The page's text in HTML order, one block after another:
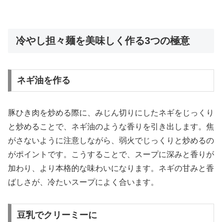
冷やし担々麺を美味しく作る3つの極意
ネギ油を作る
豚ひき肉を炒める際に、みじん切りにしたネギをじっくり
と炒めることで、ネギ油のような香りを引き出します。焦
がさないように注意しながら、弱火でじっくりと炒めるの
がポイントです。こうすることで、スープに深みと香りが
加わり、より本格的な味わいになります。ネギの甘みと香
ばしさが、冷たいスープによく合います。
豆乳でクリーミーに